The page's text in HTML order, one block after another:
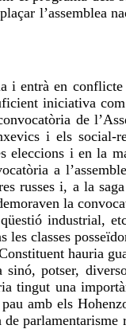
l’assemblea
i entrà en
iniciativa
de
i els social-
i en la
a
russes i, a la
la
industrial,
classes
hauria
potser,
tingut una
amb els